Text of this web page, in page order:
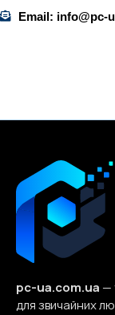
Email: info@pc-
pc-ua.com.ua —
для звичайних